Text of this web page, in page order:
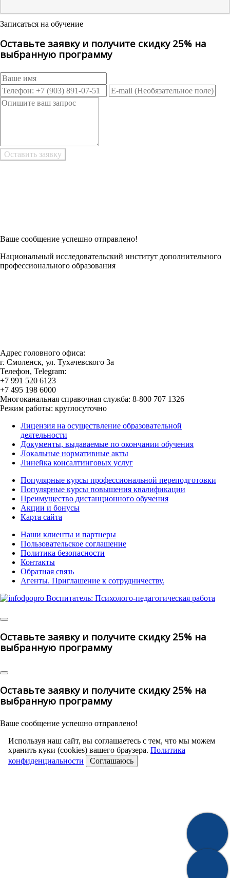
Записаться на обучение
Оставьте заявку и получите скидку 25% на
выбранную программу
Ваше сообщение успешно отправлено!
Национальный исследовательский институт дополнительного
профессионального образования
Адрес головного офиса:
г. Смоленск, ул. Тухачевского 3а
Телефон, Telegram:
+7 991 520 6123
+7 495 198 6000
Многоканальная справочная служба: 8-800 707 1326
Режим работы: круглосуточно
Лицензия на осуществление образовательной
деятельности
Документы, выдаваемые по окончании обучения
Локальные нормативные акты
Линейка консалтинговых услуг
Популярные курсы профессиональной переподготовки
Популярные курсы повышения квалификации
Преимущество дистанционного обучения
Акции и бонусы
Карта сайта
Наши клиенты и партнеры
Пользовательское соглашение
Политика безопасности
Контакты
Обратная связь
Агенты. Приглашение к сотрудничеству.
Оставьте заявку и получите скидку 25% на
выбранную программу
Оставьте заявку и получите скидку 25% на
выбранную программу
Ваше сообщение успешно отправлено!
Используя наш сайт, вы соглашаетесь с тем, что мы можем
хранить куки (cookies) вашего браузера. Политика
конфиденциальности
Соглашаюсь